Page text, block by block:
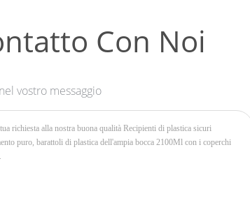
Con Noi
vostro messaggio